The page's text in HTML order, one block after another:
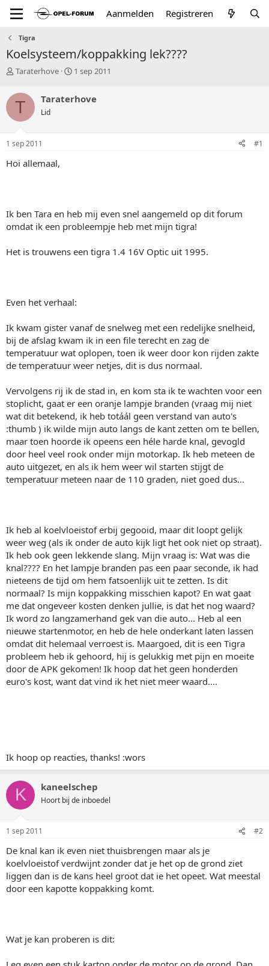
Aanmelden Registreren
Tigra
Koelsysteem/koppakking lek????
T
p
i
s
a
t
Taraterhove
S
r
a
1 sep 2011
T Taraterhove
Lid
1 sep 2011 #1
Hoi allemaal,
Ik ben Tara en heb mij even snel aangemeld op dit forum
omdat ik een probleempje heb met mijn tigra!
Het is trouwens een tigra 1.4 16V Optic uit 1995.
Even het verhaal:
Ik kwam gister vanaf de snelweg met een redelijke snelheid,
bij de afslag kwam ik in een file terecht en zag de
temperatuur wat oplopen, toen ik weer door kon rijden zakte
de temperatuur weer netjes, dit is dus normaal.
Vervolgens rij ik de stad in, en kom sta ik te wachten voor een
stoplicht, gaat er een oranje lampje branden (vraag mij niet
wat dit betekend, ik heb totáál geen verstand van auto's
:thumb ) ik wilde mijn auto langs de kant zetten om te bellen,
maar toen hoorde ik opeens een héle harde knal, gevogld
door heel veel rook onder mijn motorkap. Ik heb meteen de
auto uitgezet, en als ik hem weer wil starten stijgt de
temperatuur meteen naar de 110 graden, niet goed dus...
Ik heb al koelvloeistof erbij gegooid, maar dit loopt gelijk
weer weg (als ik onder de auto kijk ligt het ook niet op straat).
Ik heb ook geen lekkende slang. Mijn vraag is: Wat was die
knal???? En het lampje branden pas een paar seconde, ik had
nieteens de tijd om hem fatsoenlijk uit te zetten. Is dit
normaal? Is mijn koppakking misschien kapot? En wat gaat
me dat ongeveer kosten denken jullie, is dat het nog waard?
Ik word zo langzamerhand gek van die auto... Heb al een
nieuwe startenmotor, en heb de hele onderkant laten lassen
omdat dit helemaal verroest is. Maargoed, dit is een Tigra
probleem heb ik gehoord, hij is gelukkig met pijn en moeite
door de APK gekomen! Ik hoop dat het geen honderden
euro's kost, want dat vind ik het niet meer waard....
Ik hoop op reacties, thanks! :wors
K kaneelschep
Hoort bij de inboedel
1 sep 2011 #2
De knal kan ik even niet thuisbrengen maar als je
koelvloeistof verdwijnt zonder dat je het op de grond ziet
liggen dan is de kans heel groot dat ie het opeet. Wat meestal
door een kapotte koppakking komt.
Wat je kan proberen is dit: